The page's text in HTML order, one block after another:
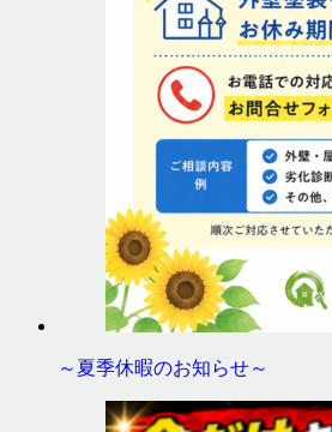
～夏季休暇のお知らせ～